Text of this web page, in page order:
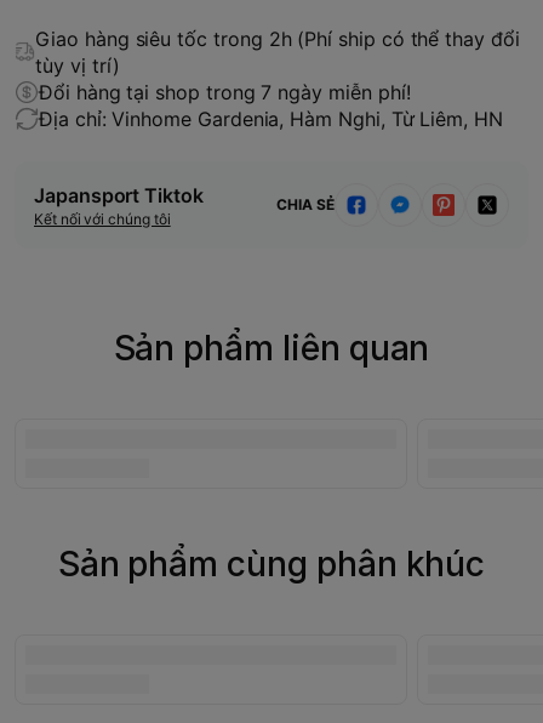
Giao hàng siêu tốc trong 2h (Phí ship có thể thay đổi
tùy vị trí)
Đổi hàng tại shop trong 7 ngày miễn phí!
Địa chỉ: Vinhome Gardenia, Hàm Nghi, Từ Liêm, HN
Japansport Tiktok
Kết nối với chúng tôi
CHIA SẺ
Sản phẩm liên quan
Sản phẩm cùng phân khúc